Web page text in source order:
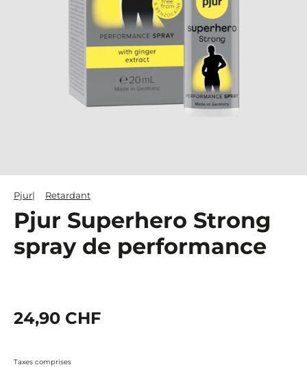
Pjur Retardant
Pjur Superhero Strong
spray de performance
24,90 CHF
Taxes comprises